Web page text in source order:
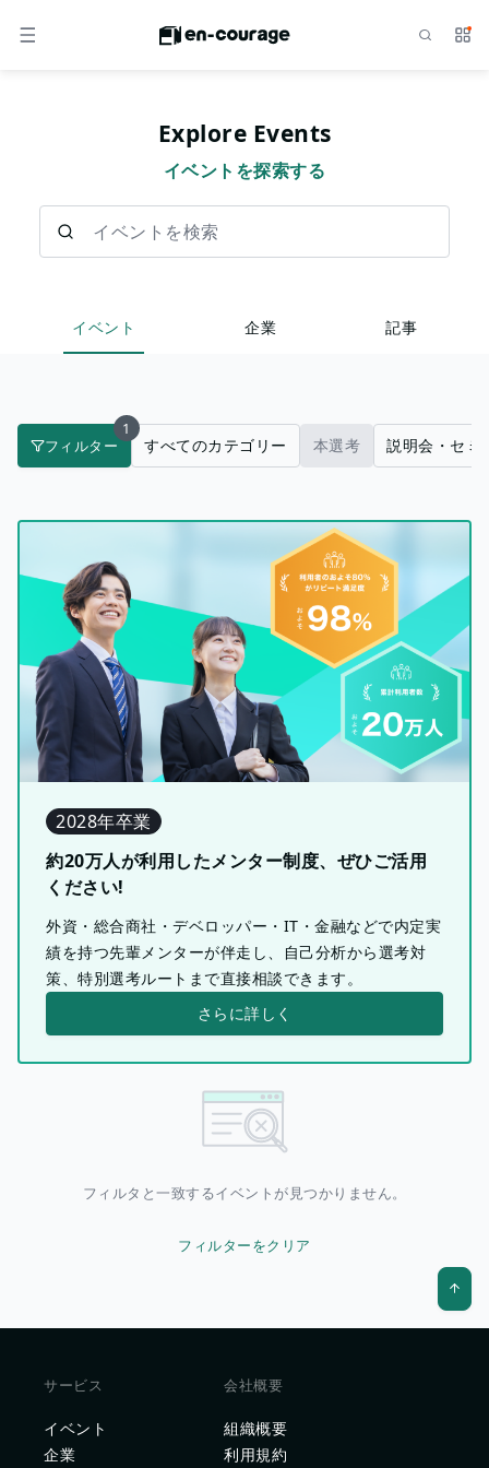
メニュー サ
Explore Events
イベントを探索する
イベント 企業 記事
フィルター
1
すべてのカテゴリー 本選考 説明会・セミ
2028年卒業
約20万人が利用したメンター制度、ぜひご活用
ください!
外資・総合商社・デベロッパー・IT・金融などで内定実
績を持つ先輩メンターが伴走し、自己分析から選考対
策、特別選考ルートまで直接相談できます。
さらに詳しく
フィルタと一致するイベントが見つかりません。
フィルターをクリア
サービス
イベント
企業
会社概要
組織概要
利用規約